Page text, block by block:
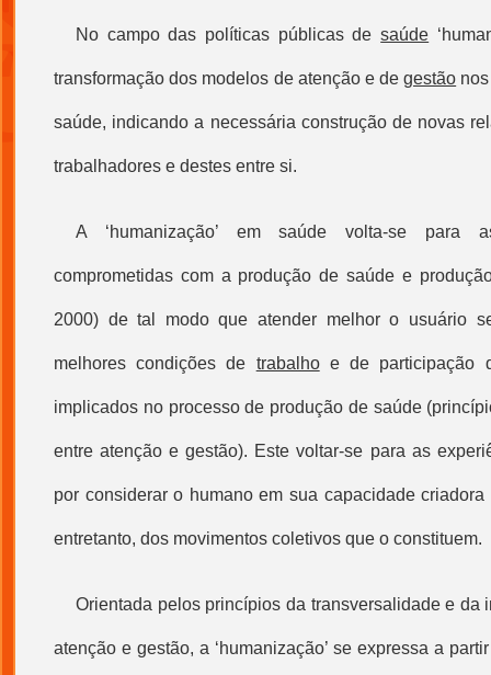
No campo das políticas públicas desaúde ‘
transformação dos modelos de atenção e degestão
saúde, indicando a necessária construção de novas
trabalhadores e destes entre si.
A ‘humanização’ em saúde volta-se para
comprometidas com a produção de saúde e
2000) de tal modo que atender melhor o usuário
melhores condições de trabalhoe de participação
implicados no processo de produção de saúde
entre atenção egestão). Este voltar-se para as
por considerar o humano em sua capacidade
entretanto, dos movimentos coletivos que o constituem.
Orientada pelos princípios da transversalidade e da
atenção e gestão, a ‘humanização’ se expressa a